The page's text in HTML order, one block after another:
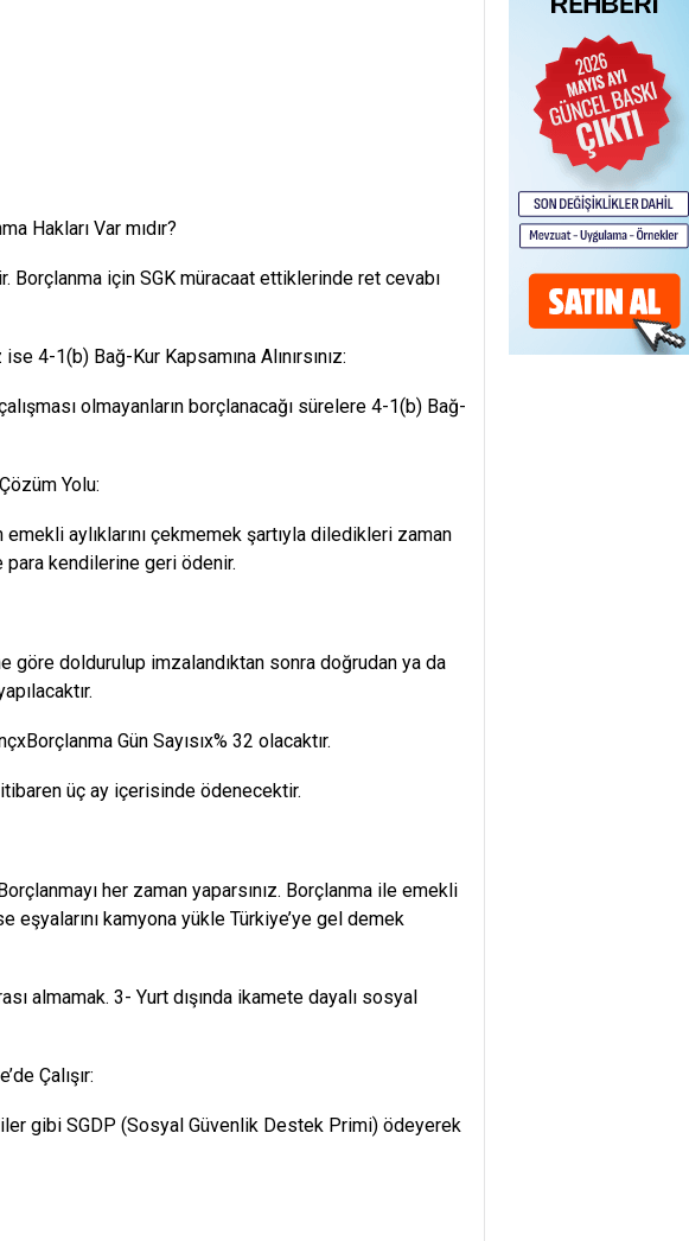
Hakları Var mıdır?
Borçlanma için SGK müracaat ettiklerinde ret cevabı
4-1(b) Bağ-Kur Kapsamına Alınırsınız:
olmayanların borçlanacağı sürelere 4-1(b) Bağ-
Yolu:
emekli aylıklarını çekmemek şartıyla diledikleri zaman
kendilerine geri ödenir.
göre doldurulup imzalandıktan sonra doğrudan ya da
Gün Sayısıx% 32 olacaktır.
üç ay içerisinde ödenecektir.
her zaman yaparsınız. Borçlanma ile emekli
kamyona yükle Türkiye’ye gel demek
almamak. 3- Yurt dışında ikamete dayalı sosyal
Çalışır:
gibi SGDP (Sosyal Güvenlik Destek Primi) ödeyerek